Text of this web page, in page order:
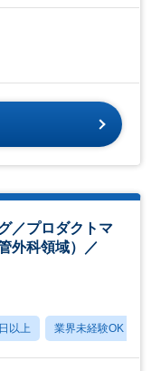
／プロダクトマ
外科領域）／
以上 業界未経験OK